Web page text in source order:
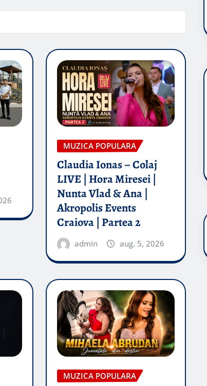
MUZICA POPULARA
Claudia Ionas – Colaj
LIVE | Hora Miresei |
Nunta Vlad & Ana |
Akropolis Events
Craiova | Partea 2
admin aug. 5, 2026
MUZICA POPULARA